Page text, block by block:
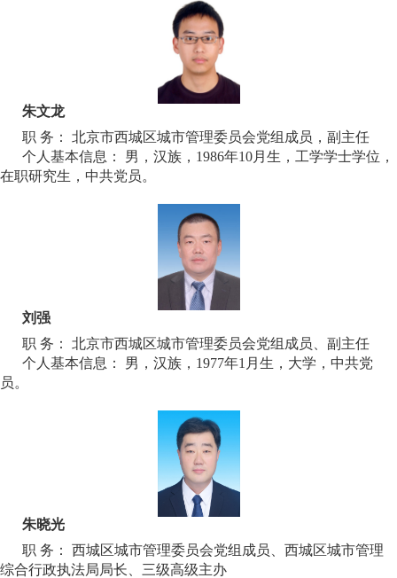
朱文龙
职 务： 北京市西城区城市管理委员会党组成员，副主任
个人基本信息： 男，汉族，1986年10月生，工学学士学位，
在职研究生，中共党员。
刘强
职 务： 北京市西城区城市管理委员会党组成员、副主任
个人基本信息： 男，汉族，1977年1月生，大学，中共党
员。
朱晓光
职 务： 西城区城市管理委员会党组成员、西城区城市管理
综合行政执法局局长、三级高级主办